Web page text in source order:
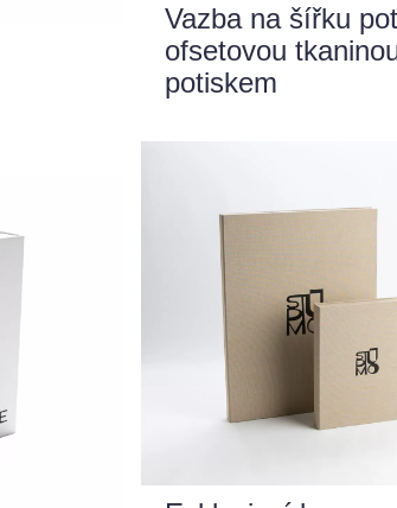
Vazba na šířku
ofsetovou
potiskem